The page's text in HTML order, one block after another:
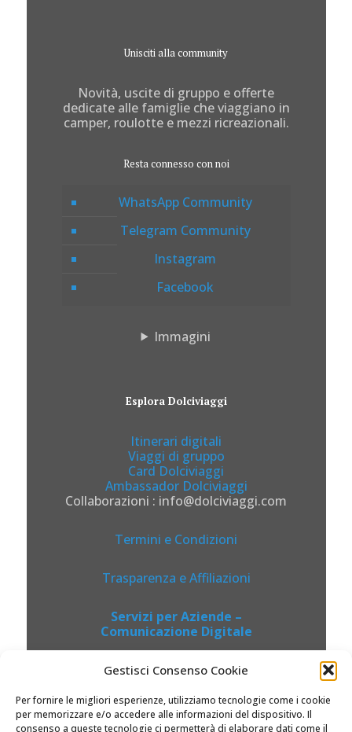
Gestisci Consenso Cookie
Per fornire le migliori esperienze, utilizziamo tecnologie come i cookie
per memorizzare e/o accedere alle informazioni del dispositivo. Il
consenso a queste tecnologie ci permetterà di elaborare dati come il
Unisciti alla community
Novità, uscite di gruppo e offerte
dedicate alle famiglie che viaggiano in
camper, roulotte e mezzi ricreazionali.
Resta connesso con noi
WhatsApp Community
Telegram Community
Instagram
Facebook
Immagini
Esplora Dolciviaggi
Itinerari digitali
Viaggi di gruppo
Card Dolciviaggi
Ambassador Dolciviaggi
Collaborazioni : info@dolciviaggi.com
Termini e Condizioni
Trasparenza e Affiliazioni
Servizi per Aziende –
Comunicazione Digitale